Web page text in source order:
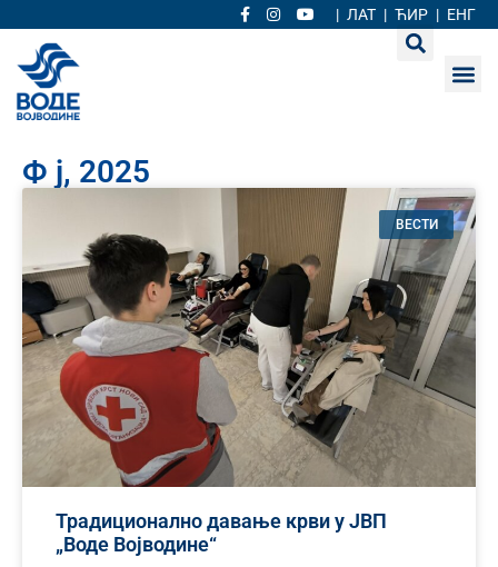
| ЛАТ | ЋИР | ЕНГ
Ф ј, 2025
ВЕСТИ
Традиционално давање крви у ЈВП
„Воде Војводине“